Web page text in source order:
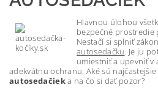
Hlavnou úlohou
bezpečné prostredie
Nestačí si splniť
autosedačku. Je ju
umiestniť a upevniť v
adekvátnu ochranu. Aké sú
autosedačieka na čo si dať pozor?